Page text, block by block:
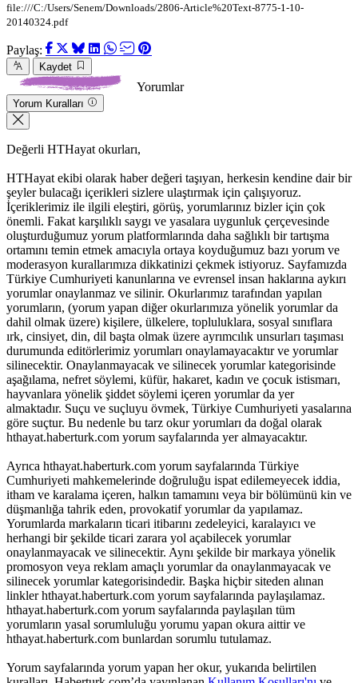
file:///C:/Users/Senem/Downloads/2806-Article%20Text-8775-1-10-
20140324.pdf
Paylaş:
Kaydet
Yorumlar
Yorum Kuralları
Değerli HTHayat okurları,
HTHayat ekibi olarak haber değeri taşıyan, herkesin kendine dair bir
şeyler bulacağı içerikleri sizlere ulaştırmak için çalışıyoruz.
İçeriklerimiz ile ilgili eleştiri, görüş, yorumlarınız bizler için çok
önemli. Fakat karşılıklı saygı ve yasalara uygunluk çerçevesinde
oluşturduğumuz yorum platformlarında daha sağlıklı bir tartışma
ortamını temin etmek amacıyla ortaya koyduğumuz bazı yorum ve
moderasyon kurallarımıza dikkatinizi çekmek istiyoruz. Sayfamızda
Türkiye Cumhuriyeti kanunlarına ve evrensel insan haklarına aykırı
yorumlar onaylanmaz ve silinir. Okurlarımız tarafından yapılan
yorumların, (yorum yapan diğer okurlarımıza yönelik yorumlar da
dahil olmak üzere) kişilere, ülkelere, topluluklara, sosyal sınıflara
ırk, cinsiyet, din, dil başta olmak üzere ayrımcılık unsurları taşıması
durumunda editörlerimiz yorumları onaylamayacaktır ve yorumlar
silinecektir. Onaylanmayacak ve silinecek yorumlar kategorisinde
aşağılama, nefret söylemi, küfür, hakaret, kadın ve çocuk istismarı,
hayvanlara yönelik şiddet söylemi içeren yorumlar da yer
almaktadır. Suçu ve suçluyu övmek, Türkiye Cumhuriyeti yasalarına
göre suçtur. Bu nedenle bu tarz okur yorumları da doğal olarak
hthayat.haberturk.com yorum sayfalarında yer almayacaktır.
Ayrıca hthayat.haberturk.com yorum sayfalarında Türkiye
Cumhuriyeti mahkemelerinde doğruluğu ispat edilemeyecek iddia,
itham ve karalama içeren, halkın tamamını veya bir bölümünü kin ve
düşmanlığa tahrik eden, provokatif yorumlar da yapılamaz.
Yorumlarda markaların ticari itibarını zedeleyici, karalayıcı ve
herhangi bir şekilde ticari zarara yol açabilecek yorumlar
onaylanmayacak ve silinecektir. Aynı şekilde bir markaya yönelik
promosyon veya reklam amaçlı yorumlar da onaylanmayacak ve
silinecek yorumlar kategorisindedir. Başka hiçbir siteden alınan
linkler hthayat.haberturk.com yorum sayfalarında paylaşılamaz.
hthayat.haberturk.com yorum sayfalarında paylaşılan tüm
yorumların yasal sorumluluğu yorumu yapan okura aittir ve
hthayat.haberturk.com bunlardan sorumlu tutulamaz.
Yorum sayfalarında yorum yapan her okur, yukarıda belirtilen